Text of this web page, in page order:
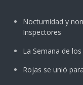
Nocturnidad y
Inspectores
La Semana de
Rojas se unió